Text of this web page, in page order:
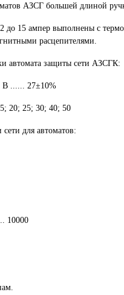
АЗСГ большей длиной
15 ампер выполнены с
расцепителями.
автомата защиты сети АЗСГК:
В ...... 27±10%
20; 25; 30; 40; 50
для автоматов:
10000